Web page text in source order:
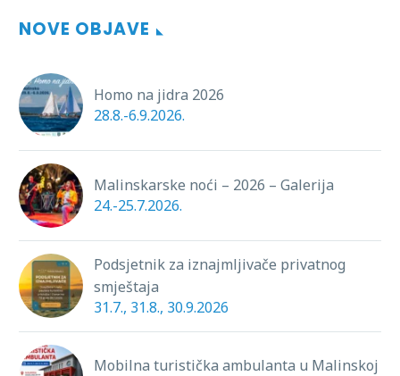
NOVE OBJAVE
Homo na jidra 2026
28.8.-6.9.2026.
Malinskarske noći – 2026 – Galerija
24.-25.7.2026.
Podsjetnik za iznajmljivače privatnog
smještaja
31.7., 31.8., 30.9.2026
Mobilna turistička ambulanta u Malinskoj